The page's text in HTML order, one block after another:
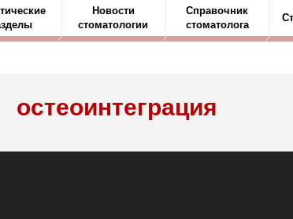
Новости
стоматологии
Справочник
стоматолога
остеоинтеграция